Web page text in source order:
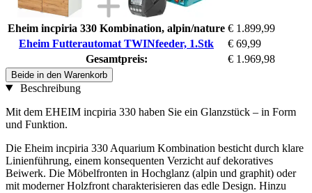
Eheim incpiria 330 Kombination, alpin/nature € 1.899,99
Eheim Futterautomat TWINfeeder, 1.Stk
€ 69,99
Gesamtpreis:
€ 1.969,98
Beide in den Warenkorb
Beschreibung
Mit dem EHEIM incpiria 330 haben Sie ein Glanzstück – in Form
und Funktion.
Die Eheim incpiria 330 Aquarium Kombination besticht durch klare
Linienführung, einem konsequenten Verzicht auf dekoratives
Beiwerk. Die Möbelfronten in Hochglanz (alpin und graphit) oder
mit moderner Holzfront charakterisieren das edle Design. Hinzu